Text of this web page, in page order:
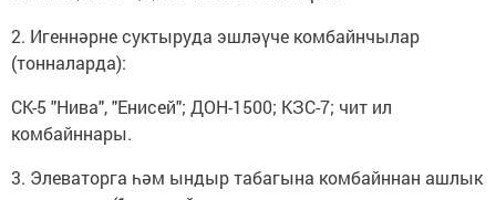
2. Игеннәрне суктыруда эшләүче комбайнчылар
(тонналарда):
СК-5 "Нива", "Енисей"; ДОН-1500; КЗС-7; чит ил
комбайннары.
3. Элеваторга һәм ындыр табагына комбайннан ашлык